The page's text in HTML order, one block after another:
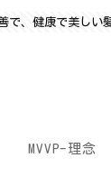
、健康で美しい
MVVP-理念